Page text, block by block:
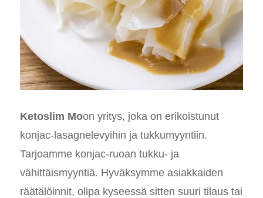
Ketoslim Moon yritys, joka on erikoistunut
konjac-lasagnelevyihin ja tukkumyyntiin.
Tarjoamme konjac-ruoan tukku- ja
vähittäismyyntiä. Hyväksymme asiakkaiden
räätälöinnit, olipa kyseessä sitten suuri tilaus tai